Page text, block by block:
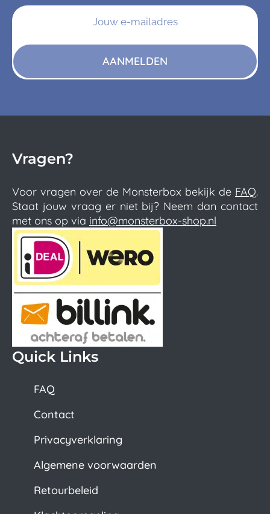
AANMELDEN
Vragen?
Voor vragen over de Monsterbox bekijk de FAQ.
Staat jouw vraag er niet bij? Neem dan contact
met ons op via info@monsterbox-shop.nl
Quick Links
FAQ
Contact
Privacyverklaring
Algemene voorwaarden
Retourbeleid